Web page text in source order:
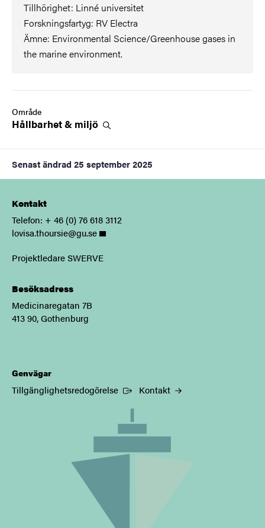
Tillhörighet: Linné universitet
Forskningsfartyg: RV Electra
Ämne: Environmental Science/Greenhouse gases in
the marine environment.
Område
Hållbarhet & miljö
Senast ändrad 25 september 2025
Kontakt
Telefon: + 46 (0) 76 618 3112
lovisa.thoursie@gu.se
Projektledare SWERVE
Besöksadress
Medicinaregatan 7B
413 90, Gothenburg
Genvägar
Tillgänglighetsredogörelse (Extern länk)
Kontakt